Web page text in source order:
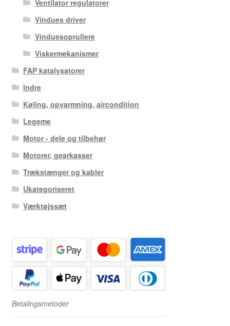
Ventilator regulatorer
Vindues driver
Vinduesoprullere
Viskermekanismer
FAP katalysatorer
Indre
Køling, opvarmning, aircondition
Legeme
Motor - dele og tilbehør
Motorer, gearkasser
Trækstænger og kabler
Ukategoriseret
Værktøjssæt
Betalingsmetoder